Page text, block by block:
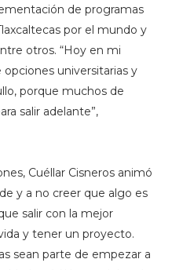
de programas
por el mundo y
otros. “Hoy en mi
universitarias y
porque muchos de
salir adelante”,
Cuéllar Cisneros animó
y a no creer que algo es
salir con la mejor
y tener un proyecto.
sean parte de empezar a